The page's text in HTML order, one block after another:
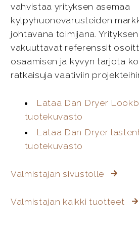
vahvistaa yrityksen asemaa
kylpyhuonevarusteiden
johtavana toimijana.
vakuuttavat referenssit
osaamisen ja kyvyn tarjota
ratkaisuja vaativiin
Lataa Dan Dryer
tuotekuvasto
Lataa Dan Dryer
tuotekuvasto
Valmistajan sivustolle
Valmistajan kaikki tuotteet